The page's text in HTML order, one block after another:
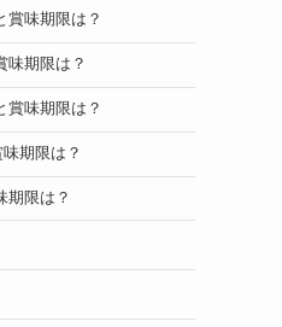
賞味期限は？
味期限は？
賞味期限は？
期限は？
期限は？